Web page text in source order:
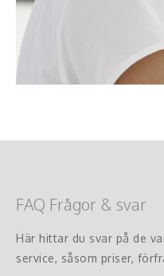
FAQ Frågor & svar
Här hittar du svar på de
service, såsom priser,